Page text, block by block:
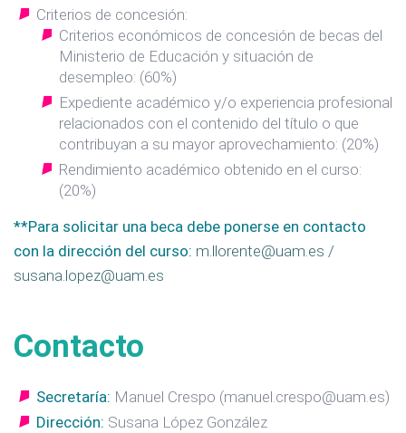
Criterios de concesión:
Criterios económicos de concesión de becas del
Ministerio de Educación y situación de
desempleo: (60%)
Expediente académico y/o experiencia profesional
relacionados con el contenido del título o que
contribuyan a su mayor aprovechamiento: (20%)
Rendimiento académico obtenido en el curso:
(20%)
**Para solicitar una beca debe ponerse en contacto
con la dirección del curso: m.llorente@uam.es /
susana.lopez@uam.es
Contacto
Secretaría: Manuel Crespo (manuel.crespo@uam.es)
Dirección: Susana López González